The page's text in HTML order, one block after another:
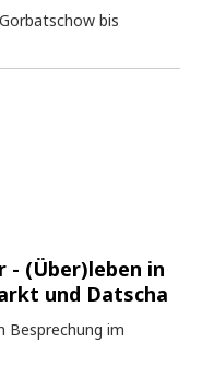
bis
- (Über)leben in
und Datscha
Besprechung im